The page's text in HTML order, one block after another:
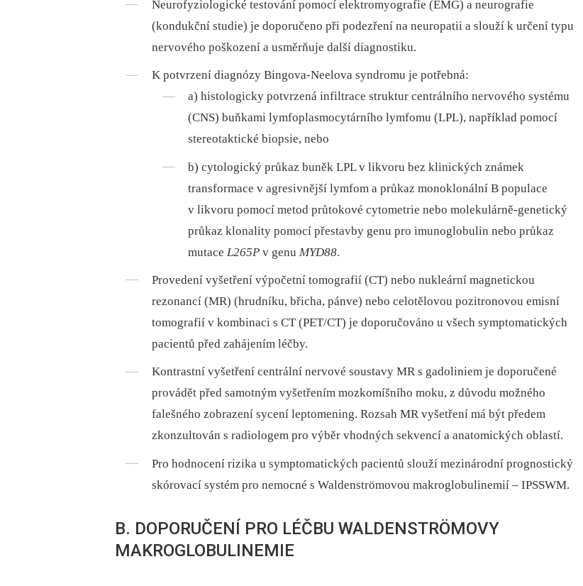
Neurofyziologické testování pomocí elektromyografie (EMG) a neurografie
(kondukční studie) je doporučeno při podezření na neuropatii a slouží k určení typu
nervového poškození a usměrňuje další diagnostiku.
K potvrzení diagnózy Bingova-Neelova syndromu je potřebná:
a) histologicky potvrzená infiltrace struktur centrálního nervového systému
(CNS) buňkami lymfoplasmocytárního lymfomu (LPL), například pomocí
stereotaktické biopsie, nebo
b) cytologický průkaz buněk LPL v likvoru bez klinických známek
transformace v agresivnější lymfom a průkaz monoklonální B populace
v likvoru pomocí metod průtokové cytometrie nebo molekulárně-genetický
průkaz klonality pomocí přestavby genu pro imunoglobulin nebo průkaz
mutace L265P v genu MYD88.
Provedení vyšetření výpočetní tomografií (CT) nebo nukleární magnetickou
rezonancí (MR) (hrudníku, břicha, pánve) nebo celotělovou pozitronovou emisní
tomografií v kombinaci s CT (PET/CT) je doporučováno u všech symptomatických
pacientů před zahájením léčby.
Kontrastní vyšetření centrální nervové soustavy MR s gadoliniem je doporučené
provádět před samotným vyšetřením mozkomíšního moku, z důvodu možného
falešného zobrazení sycení leptomening. Rozsah MR vyšetření má být předem
zkonzultován s radiologem pro výběr vhodných sekvencí a anatomických oblastí.
Pro hodnocení rizika u symptomatických pacientů slouží mezinárodní prognostický
skórovací systém pro nemocné s Waldenströmovou makroglobulinemií –⁠ IPSSWM.
B. DOPORUČENÍ PRO LÉČBU WALDENSTRÖMOVY
MAKROGLOBULINEMIE